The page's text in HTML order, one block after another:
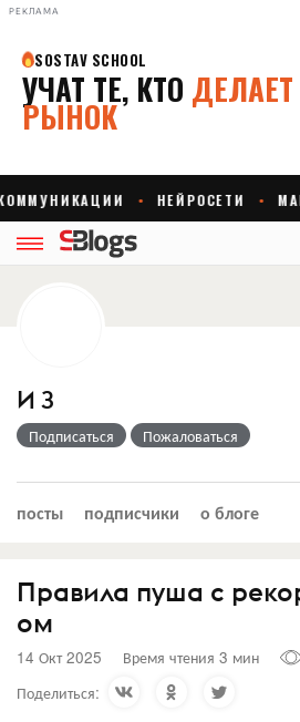
РЕКЛАМА
И З
Подписаться Пожаловаться
посты подписчики о блоге
Правила пуша с
ом
14 Окт 2025 Время чтения 3 мин
Поделиться: